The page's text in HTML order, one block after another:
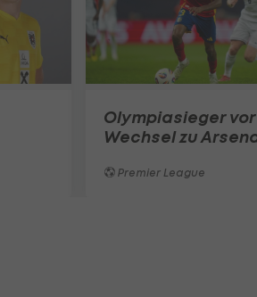
Olympiasieger vor
Wechsel zu
Premier League